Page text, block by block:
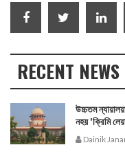
RECENT NEWS
উচ্চতম
নহয় 'ক্রিমি
Dainik